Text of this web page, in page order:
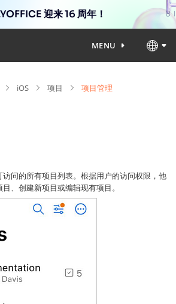
迎来 16 周年！
MENU
iOS 项目 项目管理
问的所有项目列表。根据用户的访问权限，他
、创建新项目或编辑现有项目。